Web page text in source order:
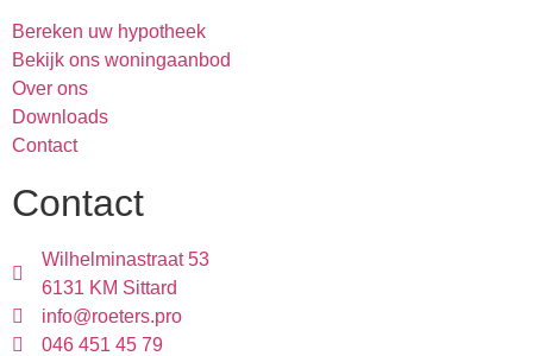
Bereken uw hypotheek
Bekijk ons woningaanbod
Over ons
Downloads
Contact
Contact
Wilhelminastraat 53
6131 KM Sittard
info@roeters.pro
046 451 45 79